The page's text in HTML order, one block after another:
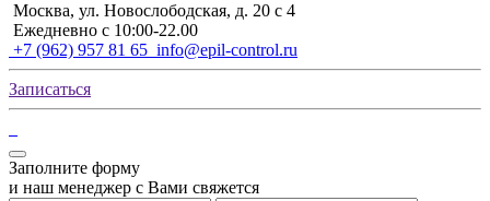
Москва, ул. Новослободская, д. 20 с 4
Ежедневно с 10:00-22.00
+7 (962) 957 81 65 info@epil-control.ru
Записаться
Заполните форму
и наш менеджер с Вами свяжется